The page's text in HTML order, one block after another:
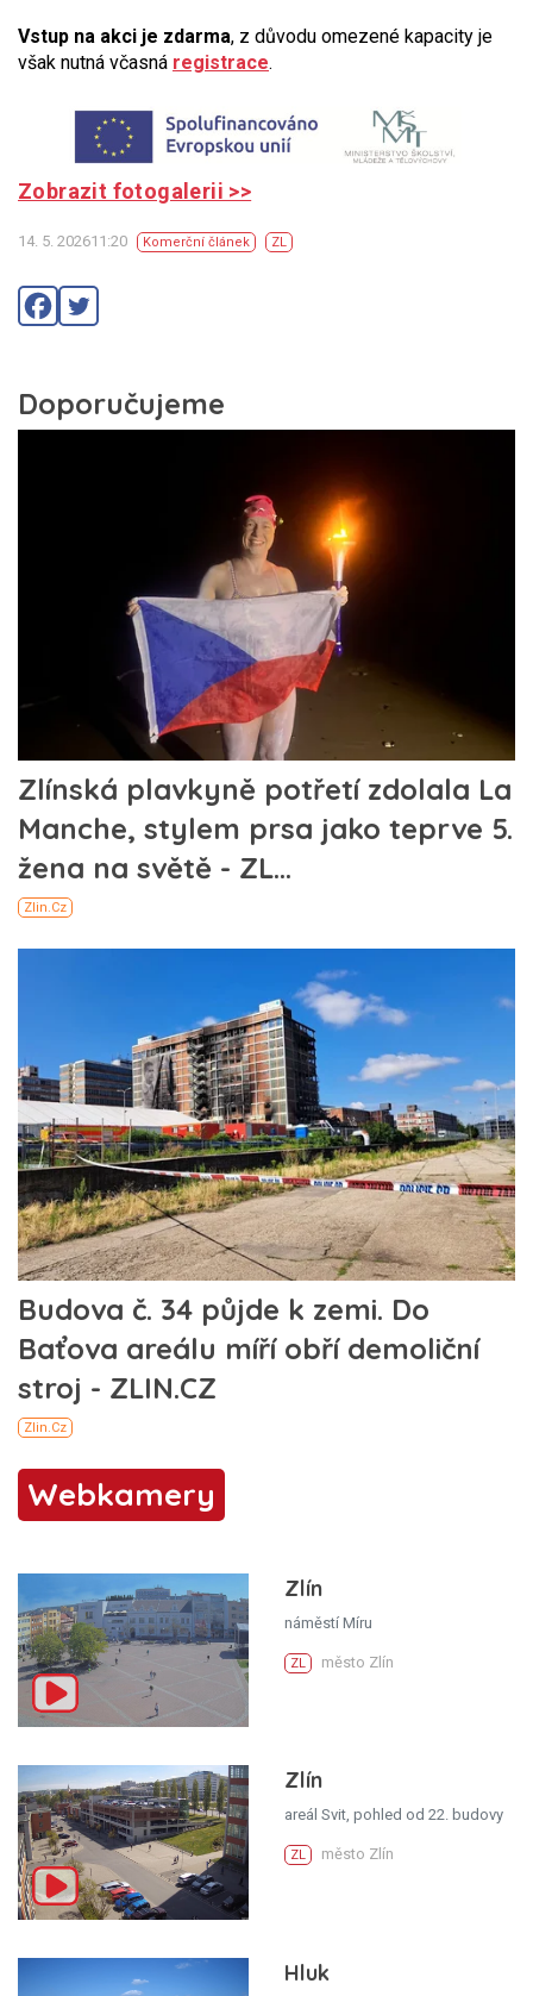
Vstup na akci je zdarma, z důvodu omezené kapacity je
však nutná včasná registrace.
Zobrazit fotogalerii >>
14. 5. 202611:20 Komerční článek ZL
Webkamery
Zlín
náměstí Míru
ZL město Zlín
Zlín
areál Svit, pohled od 22. budovy
ZL město Zlín
Hluk